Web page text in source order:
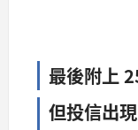
最後附上
但投信出